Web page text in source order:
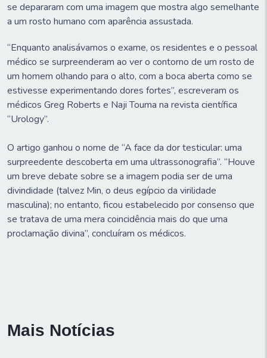
se depararam com uma imagem que mostra algo semelhante
a um rosto humano com aparência assustada.
“Enquanto analisávamos o exame, os residentes e o pessoal
médico se surpreenderam ao ver o contorno de um rosto de
um homem olhando para o alto, com a boca aberta como se
estivesse experimentando dores fortes”, escreveram os
médicos Greg Roberts e Naji Touma na revista científica
“Urology”.
O artigo ganhou o nome de “A face da dor testicular: uma
surpreedente descoberta em uma ultrassonografia”. “Houve
um breve debate sobre se a imagem podia ser de uma
divindidade (talvez Min, o deus egípcio da virilidade
masculina); no entanto, ficou estabelecido por consenso que
se tratava de uma mera coincidência mais do que uma
proclamação divina”, concluíram os médicos.
Mais Notícias